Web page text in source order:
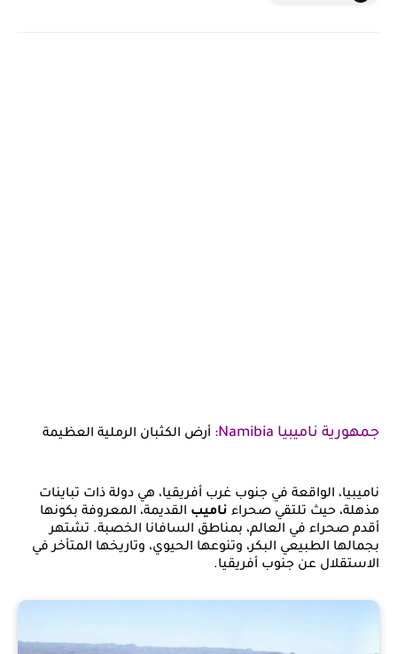
جمهورية ناميبيا Namibia: أرض الكثبان الرملية العظيمة
ناميبيا، الواقعة في جنوب غرب أفريقيا، هي دولة ذات تباينات
مذهلة، حيث تلتقي صحراء ناميب القديمة، المعروفة بكونها
أقدم صحراء في العالم، بمناطق السافانا الخصبة. تشتهر
بجمالها الطبيعي البكر، وتنوعها الحيوي، وتاريخها المتأخر في
الاستقلال عن جنوب أفريقيا.